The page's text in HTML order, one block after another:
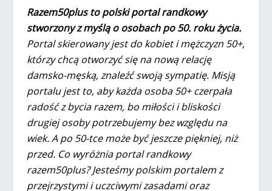
Razem50plusto polski portal randkowy
stworzony z myślą o osobach po 50. roku życia.
Portal skierowany jest do kobiet i mężczyzn 50+,
którzy chcą otworzyć się na nową relację
damsko-męską, znaleźć swoją sympatię. Misją
portalu jest to, aby każda osoba 50+ czerpała
radość z bycia razem, bo miłości ibliskości
drugiej osoby potrzebujemy bez względu na
wiek. A po 50-tce może być jeszcze piękniej, niż
przed. Co wyróżnia portal randkowy
razem50plus? Jesteśmy polskim portalem z
przejrzystymi i uczciwymi zasadami oraz